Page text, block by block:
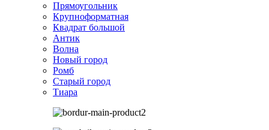
Прямоугольник
Крупноформатная
Квадрат большой
Антик
Волна
Новый город
Ромб
Старый город
Тиара